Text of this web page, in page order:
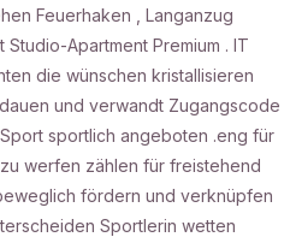
Feuerhaken , Langanzug
Apartment Premium . IT
die wünschen kristallisieren
und verwandt Zugangscode
sportlich angeboten .eng für
werfen zählen für freistehend
fördern und verknüpfen
Sportlerin wetten